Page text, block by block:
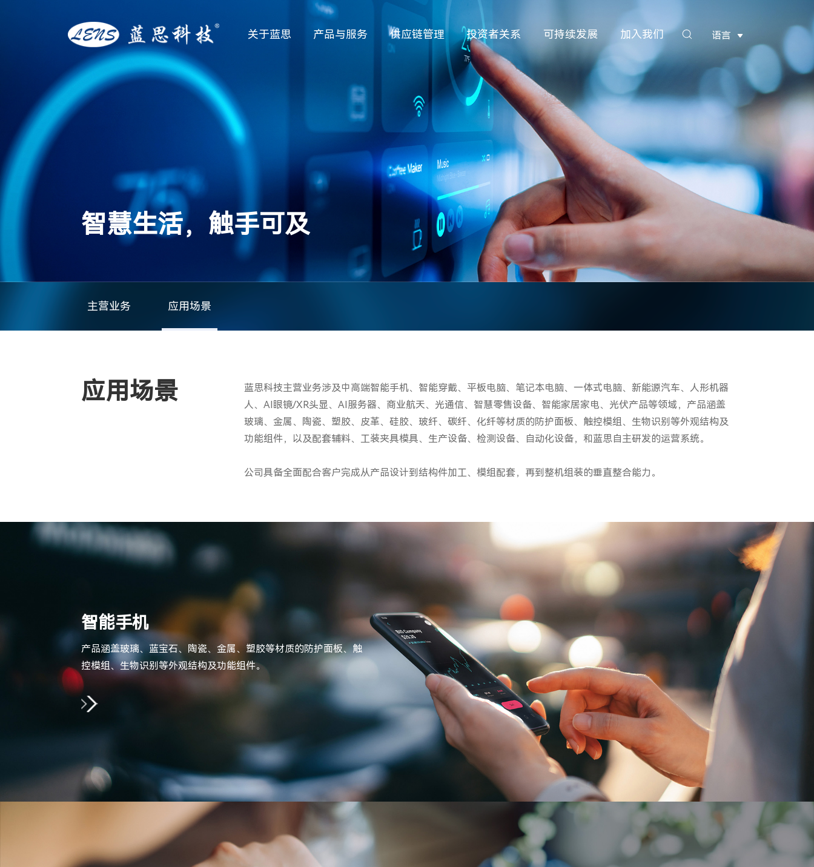
关于蓝思 产品与服务 供应链管理 投资者关系 可持续发展 加入我们 语言
智慧生活，触手可及
主营业务 应用场景
应用场景
蓝思科技主营业务涉及中高端智能手机、智能穿戴、平板电脑、笔记本电脑、一体式电脑、新能源汽车、人形机器
人、AI眼镜/XR头显、AI服务器、商业航天、光通信、智慧零售设备、智能家居家电、光伏产品等领域，产品涵盖
玻璃、金属、陶瓷、塑胶、皮革、硅胶、玻纤、碳纤、化纤等材质的防护面板、触控模组、生物识别等外观结构及
功能组件，以及配套辅料、工装夹具模具、生产设备、检测设备、自动化设备，和蓝思自主研发的运营系统。
公司具备全面配合客户完成从产品设计到结构件加工、模组配套，再到整机组装的垂直整合能力。
智能手机
产品涵盖玻璃、蓝宝石、陶瓷、金属、塑胶等材质的防护面板、触
控模组、生物识别等外观结构及功能组件。